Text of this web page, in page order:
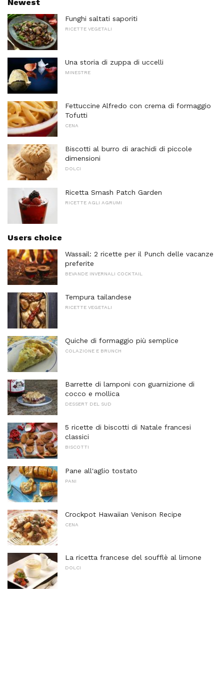
Newest
Funghi saltati saporiti
RICETTE VEGETALI
Una storia di zuppa di uccelli
MINESTRE
Fettuccine Alfredo con crema di formaggio
Tofutti
CENA
Biscotti al burro di arachidi di piccole
dimensioni
DOLCI
Ricetta Smash Patch Garden
RICETTE AGLI AGRUMI
Users choice
Wassail: 2 ricette per il Punch delle vacanze
preferite
BEVANDE INVERNALI COCKTAIL
Tempura tailandese
RICETTE VEGETALI
Quiche di formaggio più semplice
COLAZIONE E BRUNCH
Barrette di lamponi con guarnizione di
cocco e mollica
DESSERT DEL SUD
5 ricette di biscotti di Natale francesi
classici
BISCOTTI
Pane all'aglio tostato
PANI
Crockpot Hawaiian Venison Recipe
CENA
La ricetta francese del soufflè al limone
DOLCI